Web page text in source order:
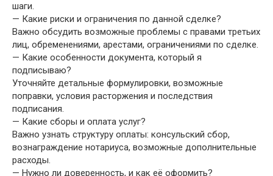
шаги.
— Какие риски и ограничения по данной сделке?
Важно обсудить возможные проблемы с правами третьих
лиц, обременениями, арестами, ограничениями по сделке.
— Какие особенности документа, который я
подписываю?
Уточняйте детальные формулировки, возможные
поправки, условия расторжения и последствия
подписания.
— Какие сборы и оплата услуг?
Важно узнать структуру оплаты: консульский сбор,
вознаграждение нотариуса, возможные дополнительные
расходы.
— Нужно ли доверенность, и как её оформить?